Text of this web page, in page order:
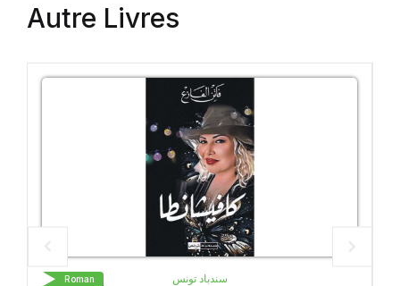
Autre Livres
سندباد تونس